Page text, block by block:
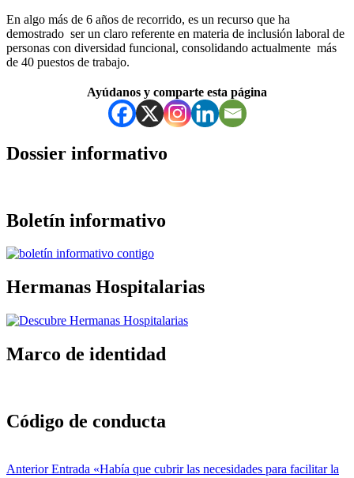
En algo más de 6 años de recorrido, es un recurso que ha
demostrado ser un claro referente en materia de inclusión laboral de
personas con diversidad funcional, consolidando actualmente más
de 40 puestos de trabajo.
principal
Ayúdanos y comparte esta página
Dossier informativo
Boletín informativo
Hermanas Hospitalarias
Marco de identidad
Código de conducta
Navegación
Anterior Entrada «Había que cubrir las necesidades para facilitar la